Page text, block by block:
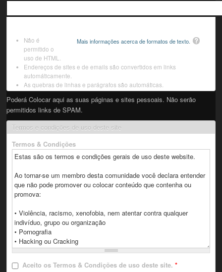
Mais informações acerca de formatos de texto.
Não é
permitido o
uso de HTML.
Endereços de sites e de emails são convertidos em links
automáticamente.
As quebras de linhas e parágrafos são automáticas.
Poderá Colocar aqui as suas páginas e sites pessoais. Não serão
permitidos links de SPAM.
Termos e condições de uso deste site
Termos & Condições
Aceito os Termos & Condições de uso deste site.*